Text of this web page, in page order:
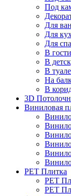
Под
Для
Для
Для
В
В
В
На
В
3D
Виниловая
PET Плитка
PET
PET